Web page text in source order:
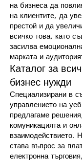
на бизнеса да
на клиентите, да
престой и да
всичко това, като
засилва
марката и
Каталог за
бизнес нужди
Специализирани в
управлението на
предлагаме
комуникацията и
взаимодействието.
става въпрос за
електронна